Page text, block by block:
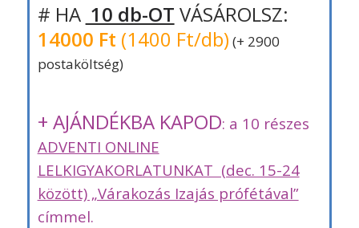
# HA 10 db-OT VÁSÁROLSZ:
14000 Ft (1400 Ft/db) (+ 2900
postaköltség)
+ AJÁNDÉKBA KAPOD: a 10 részes
ADVENTI ONLINE
LELKIGYAKORLATUNKAT (dec. 15-24
között) „Várakozás Izajás prófétával”
címmel.